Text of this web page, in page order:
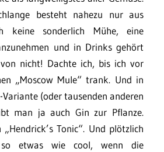
besteht nahezu nur aus
keine sonderlich Mühe, eine
und in Drinks gehört
nicht! Dachte ich, bis ich vor
„Moscow Mule“ trank. Und in
(oder tausenden anderen
man ja auch Gin zur Pflanze.
Tonic“. Und plötzlich
etwas wie cool, wenn die